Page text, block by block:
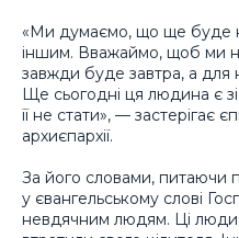
«Ми думаємо, що ще буде
іншим. Вважаймо, щоб ми
завжди буде завтра, а для
Ще сьогодні ця людина є
її не стати», — застерігає
архиєпархії.
За його словами, питаючи
у євангельському слові
невдячним людям. Ці люди